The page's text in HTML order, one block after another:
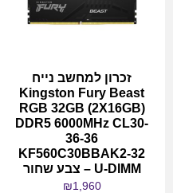
זכרון למחשב נייח
Kingston Fury Beast
RGB 32GB (2X16GB)
DDR5 6000MHz CL30-
36-36
KF560C30BBAK2-32
U-DIMM – צבע שחור
₪1,960